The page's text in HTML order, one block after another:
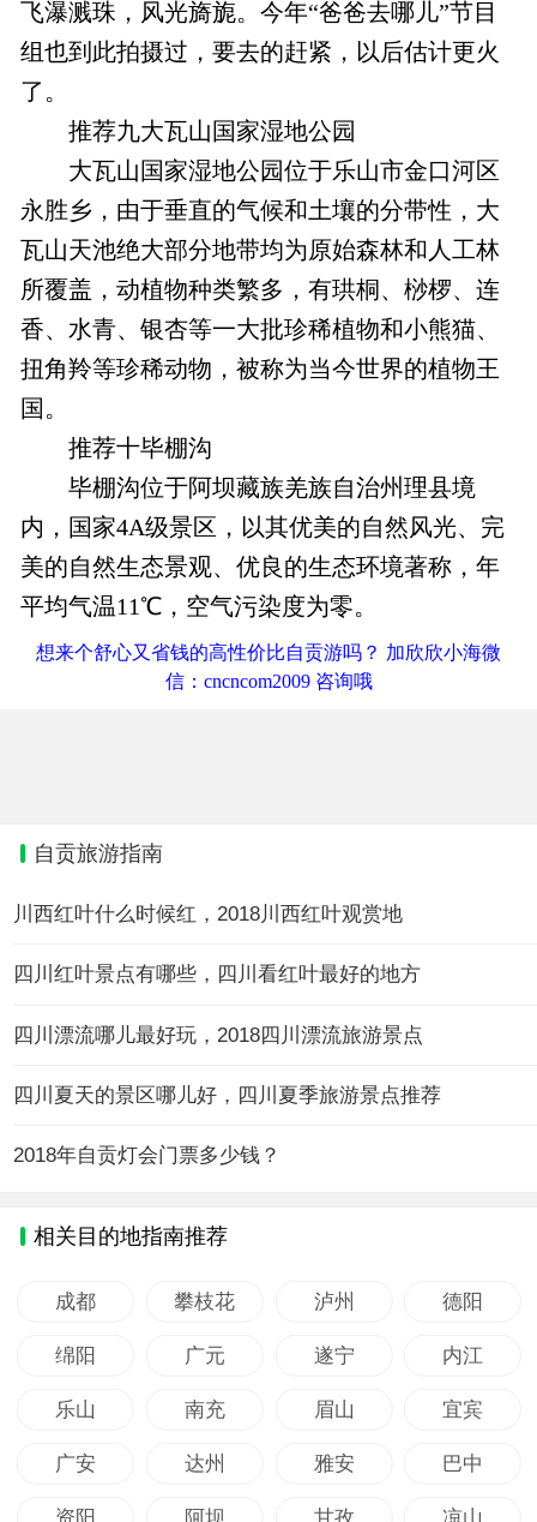
飞瀑溅珠，风光旖旎。今年“爸爸去哪儿”节目
组也到此拍摄过，要去的赶紧，以后估计更火
了。
推荐九大瓦山国家湿地公园
大瓦山国家湿地公园位于乐山市金口河区
永胜乡，由于垂直的气候和土壤的分带性，大
瓦山天池绝大部分地带均为原始森林和人工林
所覆盖，动植物种类繁多，有珙桐、桫椤、连
香、水青、银杏等一大批珍稀植物和小熊猫、
扭角羚等珍稀动物，被称为当今世界的植物王
国。
推荐十毕棚沟
毕棚沟位于阿坝藏族羌族自治州理县境
内，国家4A级景区，以其优美的自然风光、完
美的自然生态景观、优良的生态环境著称，年
平均气温11℃，空气污染度为零。
想来个舒心又省钱的高性价比自贡游吗？ 加欣欣小海微
信：cncncom2009 咨询哦
自贡旅游指南
川西红叶什么时候红，2018川西红叶观赏地
四川红叶景点有哪些，四川看红叶最好的地方
四川漂流哪儿最好玩，2018四川漂流旅游景点
四川夏天的景区哪儿好，四川夏季旅游景点推荐
2018年自贡灯会门票多少钱？
相关目的地指南推荐
成都 攀枝花 泸州 德阳
绵阳 广元 遂宁 内江
乐山 南充 眉山 宜宾
广安 达州 雅安 巴中
资阳 阿坝 甘孜 凉山